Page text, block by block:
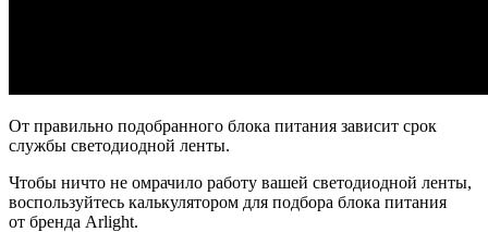
От правильно подобранного блока питания зависит срок
службы светодиодной ленты.
Чтобы ничто не омрачило работу вашей светодиодной ленты,
воспользуйтесь калькулятором для подбора блока питания
от бренда Arlight.